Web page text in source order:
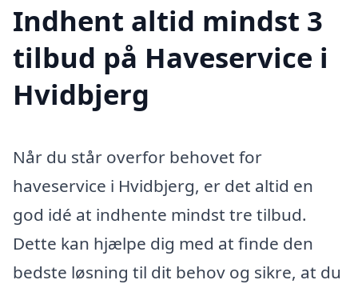
Indhent altid mindst 3
tilbud på Haveservice i
Hvidbjerg
Når du står overfor behovet for
haveservice i Hvidbjerg, er det altid en
god idé at indhente mindst tre tilbud.
Dette kan hjælpe dig med at finde den
bedste løsning til dit behov og sikre, at du